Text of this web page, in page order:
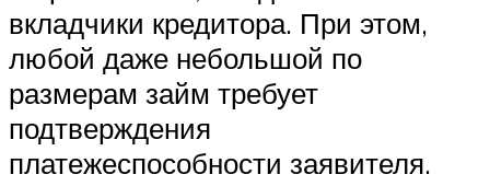
вкладчики кредитора. При этом,
любой даже небольшой по
размерам займ требует
подтверждения
платежеспособности заявителя.